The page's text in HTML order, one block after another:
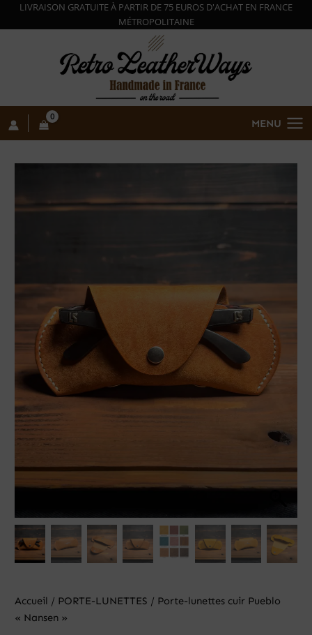
Aller
au
LIVRAISON GRATUITEÀ PARTIR DE 75 EUROS D'ACHAT EN FRANCE
MÉTROPOLITAINE
MENU
Accueil / PORTE-LUNETTES / Porte-lunettes cuir Pueblo
« Nansen »
lunettes